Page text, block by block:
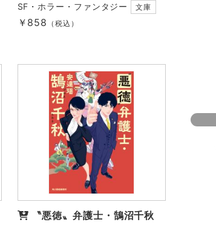
SF・ホラー・ファンタジー 文庫
￥858 （税込）
〝悪徳〟弁護士・鵠沼千秋